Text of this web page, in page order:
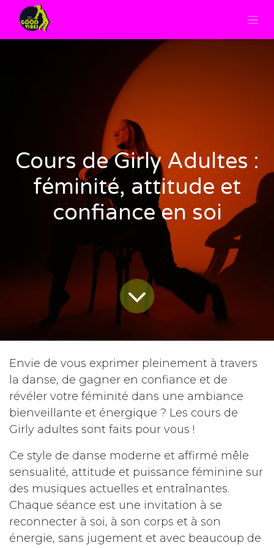
Cours de Girly Adultes :
féminité, attitude et
confiance en soi
Envie de vous exprimer pleinement à travers
la danse, de gagner en confiance et de
révéler votre féminité dans une ambiance
bienveillante et énergique ? Les cours de
Girly adultes sont faits pour vous !
Ce style de danse moderne et affirmé mêle
sensualité, attitude et puissance féminine sur
des musiques actuelles et entraînantes.
Chaque séance est une invitation à se
reconnecter à soi, à son corps et à son
énergie, sans jugement et avec beaucoup de